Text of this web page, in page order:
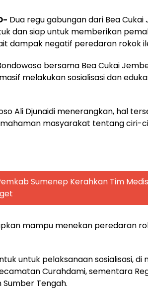
Dua regu gabungan dari Bea
dan siap untuk memberikan
dampak negatif peredaran rokok
bersama Bea Cukai
melakukan sosialisasi dan
Ali Djunaidi menerangkan, hal
masyarakat tentang ciri-
Sumenep Kerahkan Tim
mampu menekan peredaran
untuk pelaksanaan sosialisasi, di
Curahdami, sementara
Sumber Tengah.